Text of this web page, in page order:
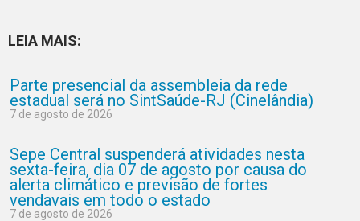
LEIA MAIS:
Parte presencial da assembleia da rede
estadual será no SintSaúde-RJ (Cinelândia)
7 de agosto de 2026
Sepe Central suspenderá atividades nesta
sexta-feira, dia 07 de agosto por causa do
alerta climático e previsão de fortes
vendavais em todo o estado
7 de agosto de 2026